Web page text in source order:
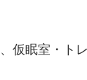
仮眠室・ト